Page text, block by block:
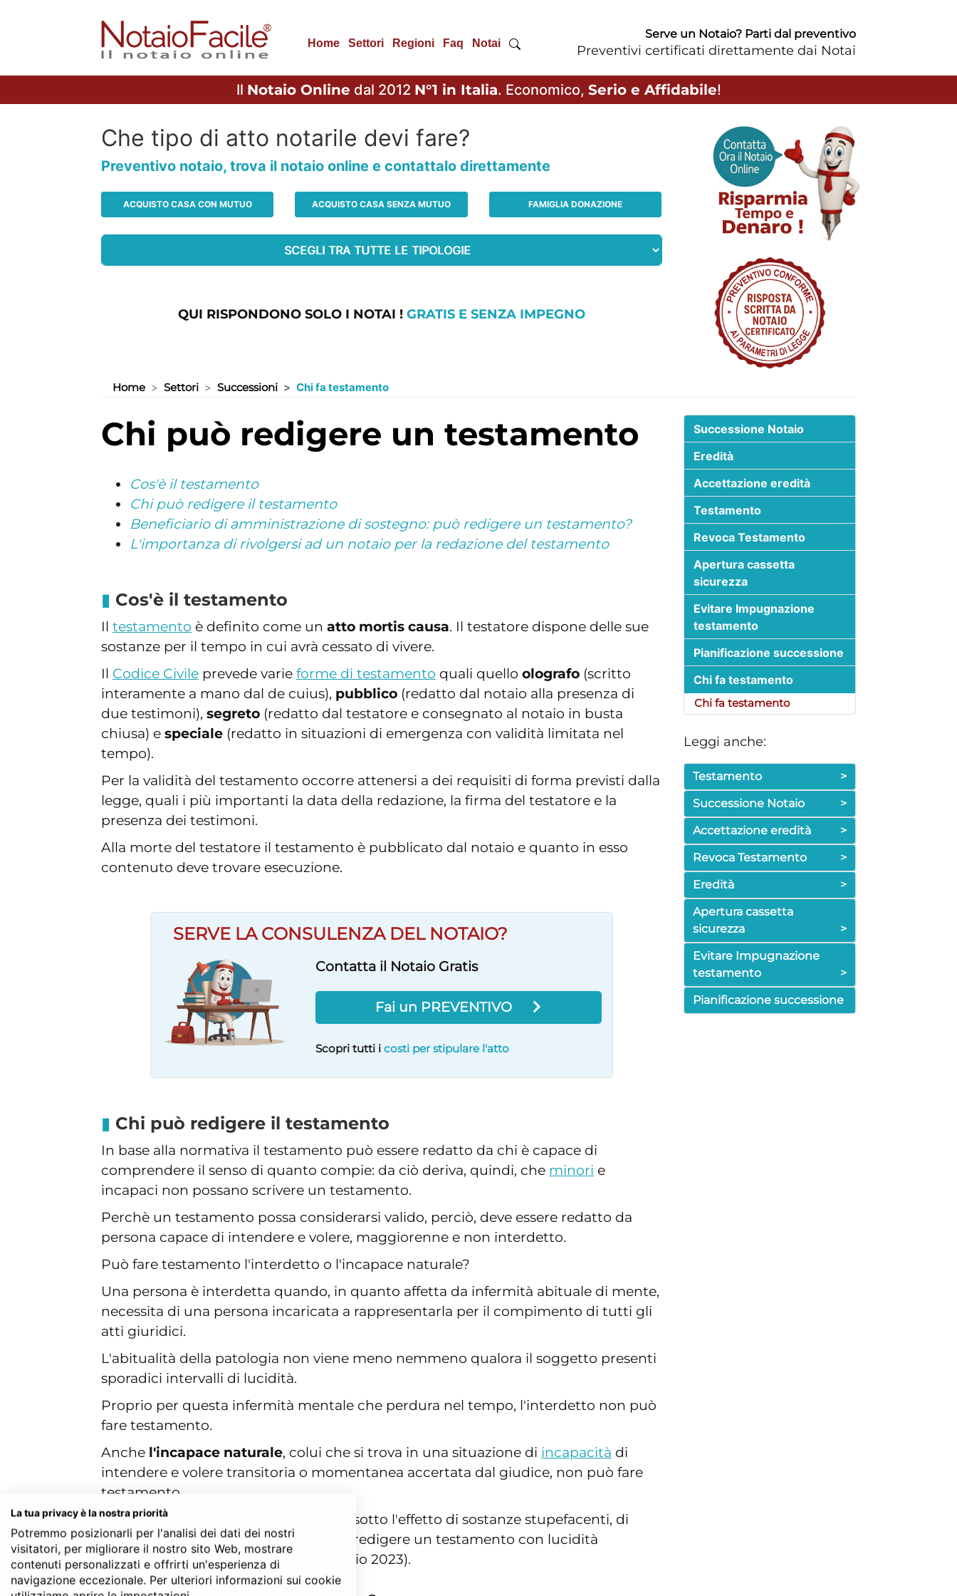
Home Settori Regioni Faq Notai
Serve un Notaio? Parti dal preventivo
Preventivi certificati direttamente dai Notai
Il Notaio Online dal 2012 N°1 in Italia. Economico, Serio e Affidabile!
Che tipo di atto notarile devi fare?
Preventivo notaio, trova il notaio online e contattalo direttamente
ACQUISTO CASA CON MUTUO ACQUISTO CASA SENZA MUTUO FAMIGLIA DONAZIONE
QUI RISPONDONO SOLO I NOTAI ! GRATIS E SENZA IMPEGNO
Home Settori Successioni Chi fa testamento
chi può redigere un testamento
Cos'è il testamento
Chi può redigere il testamento
Beneficiario di amministrazione di sostegno: può redigere un testamento?
L'importanza di rivolgersi ad un notaio per la redazione del testamento
Cos'è il testamento
Il testamento è definito come un atto mortis causa. Il testatore dispone delle sue
sostanze per il tempo in cui avrà cessato di vivere.
Il Codice Civile prevede varie forme di testamento quali quello olografo (scritto
interamente a mano dal de cuius), pubblico (redatto dal notaio alla presenza di
due testimoni), segreto (redatto dal testatore e consegnato al notaio in busta
chiusa) e speciale (redatto in situazioni di emergenza con validità limitata nel
tempo).
Per la validità del testamento occorre attenersi a dei requisiti di forma previsti dalla
legge, quali i più importanti la data della redazione, la firma del testatore e la
presenza dei testimoni.
Alla morte del testatore il testamento è pubblicato dal notaio e quanto in esso
contenuto deve trovare esecuzione.
SERVE LA CONSULENZA DEL NOTAIO?
Contatta il Notaio Gratis
Fai un PREVENTIVO
Scopri tutti i costi per stipulare l'atto
Chi può redigere il testamento
In base alla normativa il testamento può essere redatto da chi è capace di
comprendere il senso di quanto compie: da ciò deriva, quindi, che minori e
incapaci non possano scrivere un testamento.
Perchè un testamento possa considerarsi valido, perciò, deve essere redatto da
persona capace di intendere e volere, maggiorenne e non interdetto.
Può fare testamento l'interdetto o l'incapace naturale?
Una persona è interdetta quando, in quanto affetta da infermità abituale di mente,
necessita di una persona incaricata a rappresentarla per il compimento di tutti gli
atti giuridici.
L'abitualità della patologia non viene meno nemmeno qualora il soggetto presenti
sporadici intervalli di lucidità.
Proprio per questa infermità mentale che perdura nel tempo, l'interdetto non può
fare testamento.
Anche l'incapace naturale, colui che si trova in una situazione di incapacità di
intendere e volere transitoria o momentanea accertata dal giudice, non può fare
testamento.
Basti pensare ad un ubriaco o a chi è sotto l'effetto di sostanze stupefacenti, di
certo non possono essere in grado di redigere un testamento con lucidità
(Cassazione, ord. n. 2270 del 25 gennaio 2023).
Successione Notaio
Eredità
Accettazione eredità
Testamento
Revoca Testamento
Apertura cassetta
sicurezza
Evitare Impugnazione
testamento
Pianificazione successione
Chi fa testamento
Chi fa testamento
Leggi anche:
Testamento
>
Successione Notaio
>
Accettazione eredità
>
Revoca Testamento
>
Eredità
>
Apertura cassetta
sicurezza
>
Evitare Impugnazione
testamento
>
Pianificazione successione
>
La tua privacy è la nostra priorità
Potremmo posizionarli per l'analisi dei dati dei nostri
visitatori, per migliorare il nostro sito Web, mostrare
contenuti personalizzati e offrirti un'esperienza di
navigazione eccezionale. Per ulteriori informazioni sui cookie